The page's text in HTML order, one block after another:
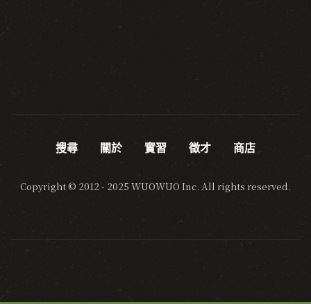
搜尋 關於 實習 徵才 商店
Copyright © 2012 - 2025 WUOWUO Inc. All rights reserved.